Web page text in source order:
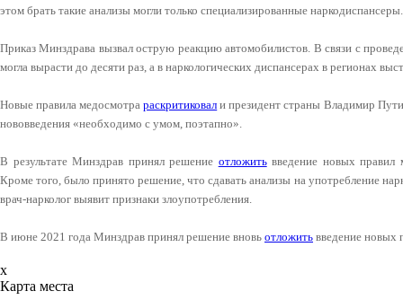
этом брать такие анализы могли только специализированные наркодиспансеры.
Приказ Минздрава вызвал острую реакцию автомобилистов. В связи с
могла вырасти до десяти раз, а в наркологических диспансерах в регионах
Новые правила медосмотрараскритиковал и президент страны Владимир
нововведения «необходимо с умом, поэтапно».
В результате Минздрав принял решение отложитьвведение новых правил
Кроме того, было принято решение, что сдавать анализы на употребление
врач-нарколог выявит признаки злоупотребления.
В июне 2021 года Минздрав принял решение вновь отложить введение новых
x
Карта места